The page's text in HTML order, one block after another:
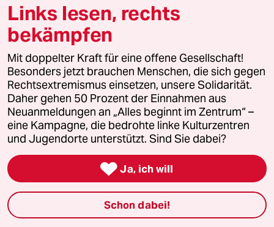
© 2026 taz Verlags und Vertriebs GmbH
Alle Rechte vorbehalten. Bei rechtlichen Fragen oder für Genehmigungen
wenden Sie sich bitte an lizenzen@taz.de
Feedback Redaktionsstatut Kommune-Richtlinien
Leitlinie Informant Datenschutz Impressum AGB
Seitenwende Einwilligungen widerrufen (Ads)
Links lesen, rechts
bekämpfen
Mit doppelter Kraft für eine offene Gesellschaft!
Besonders jetzt brauchen Menschen, die sich gegen
Rechtsextremismus einsetzen, unsere Solidarität.
Daher gehen 50 Prozent der Einnahmen aus
Neuanmeldungen an „Alles beginnt im Zentrum“ –
eine Kampagne, die bedrohte linke Kulturzentren
und Jugendorte unterstützt. Sind Sie dabei?
 Ja, ich will
Schon dabei!